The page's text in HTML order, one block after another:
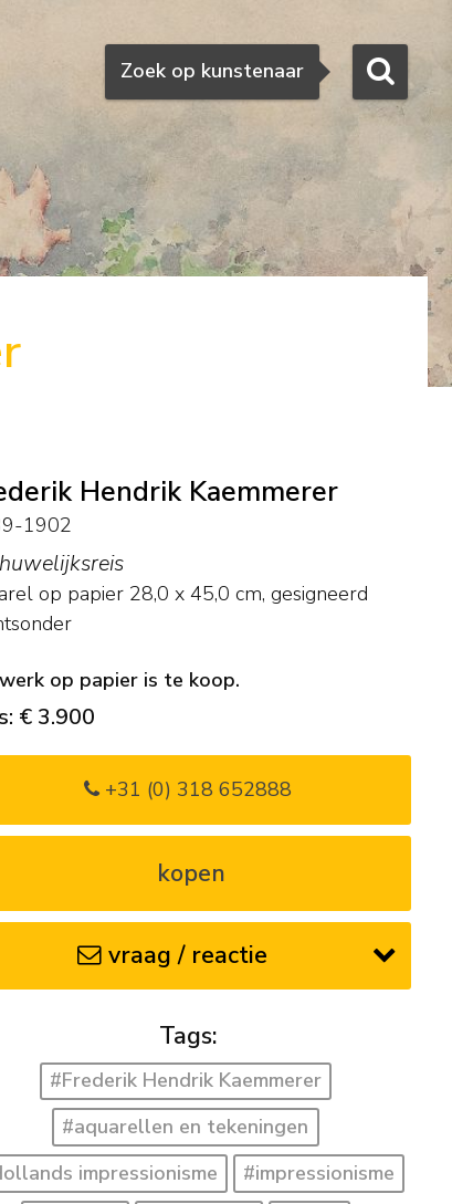
Zoeken
Zoek op kunstenaar
Hendrik Kaemmerer
1902
op papier 28,0 x 45,0 cm, gesigneerd
op papier is te koop.
€ 3.900
+31 (0) 318 652888
kopen
vraag / reactie
Tags:
#Frederik Hendrik Kaemmerer
#aquarellen en tekeningen
impressionisme
#impressionisme